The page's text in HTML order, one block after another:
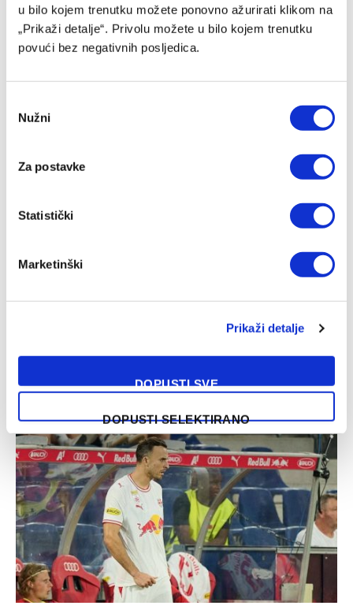
u bilo kojem trenutku možete ponovno ažurirati klikom na
„Prikaži detalje“. Privolu možete u bilo kojem trenutku
povući bez negativnih posljedica.
Selection
Nužni
Za postavke
Statistički
Marketinški
Prikaži detalje
DOPUSTI SVE
DOPUSTI SELEKTIRANO
Barcelona preotima kapitena Španije ljutom rivalu
07/08/2026